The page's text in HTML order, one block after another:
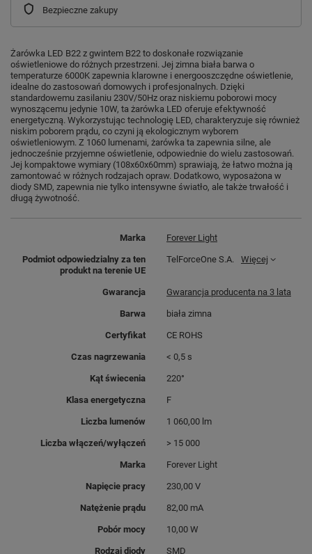
Bezpieczne zakupy
Żarówka LED B22 z gwintem B22 to doskonałe rozwiązanie
oświetleniowe do różnych przestrzeni. Jej zimna biała barwa o
temperaturze 6000K zapewnia klarowne i energooszczędne oświetlenie,
idealne do zastosowań domowych i profesjonalnych. Dzięki
standardowemu zasilaniu 230V/50Hz oraz niskiemu poborowi mocy
wynoszącemu jedynie 10W, ta żarówka LED oferuje efektywność
energetyczną. Wykorzystując technologię LED, charakteryzuje się również
niskim poborem prądu, co czyni ją ekologicznym wyborem
oświetleniowym. Z 1060 lumenami, żarówka ta zapewnia silne, ale
jednocześnie przyjemne oświetlenie, odpowiednie do wielu zastosowań.
Jej kompaktowe wymiary (108x60x60mm) sprawiają, że łatwo można ją
zamontować w różnych rodzajach opraw. Dodatkowo, wyposażona w
diody SMD, zapewnia nie tylko intensywne światło, ale także trwałość i
długą żywotność.
Marka Forever Light
Podmiot odpowiedzialny za ten
produkt na terenie UE
TelForceOne S.A. Więcej
Gwarancja Gwarancja producenta na 3 lata
Barwa biała zimna
Certyfikat CE ROHS
Czas nagrzewania < 0,5 s
Kąt świecenia 220°
Klasa energetyczna F
Liczba lumenów 1 060,00 lm
Liczba włączeń/wyłączeń > 15 000
Marka Forever Light
Napięcie pracy 230,00 V
Natężenie prądu 82,00 mA
Pobór mocy 10,00 W
Rodzaj diody SMD